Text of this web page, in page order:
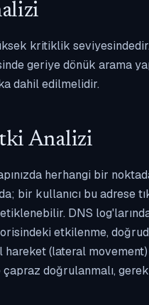
kritiklik
geriye dönük arama
dahil edilmelidir.
Analizi
herhangi bir
bir kullanıcı bu adrese
DNS
etkilenme,
(lateral
doğrulanmalı,